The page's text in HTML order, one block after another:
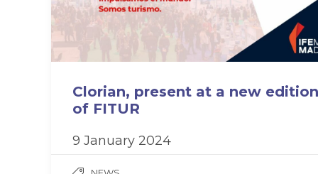
Clorian, present at a new edition
of FITUR
9 January 2024